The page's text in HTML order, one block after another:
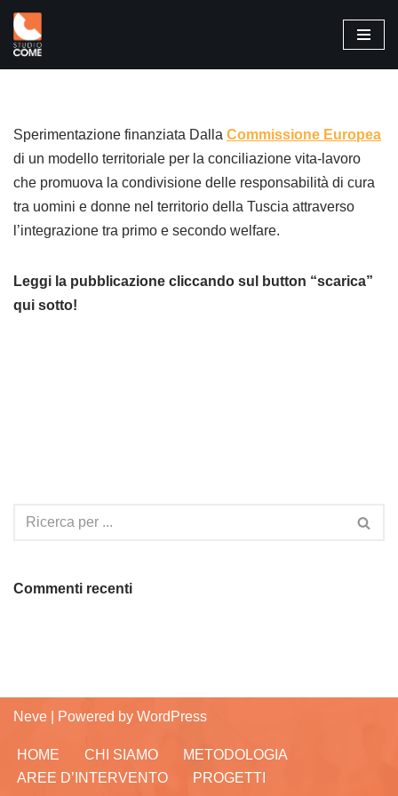
Vai
al
Sperimentazione finanziata Dalla Commissione Europea
di un modello territoriale per la conciliazione vita-lavoro
che promuova la condivisione delle responsabilità di cura
tra uomini e donne nel territorio della Tuscia attraverso
l’integrazione tra primo e secondo welfare.
Leggi la pubblicazione cliccando sul button “scarica”
qui sotto!
Commenti recenti
Neve | Powered by WordPress
HOME CHI SIAMO
METODOLOGIA
AREE D’INTERVENTO
PROGETTI